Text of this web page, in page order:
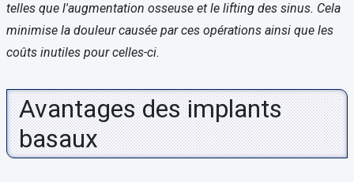
telles que l'augmentation osseuse et le lifting des sinus. Cela
minimise la douleur causée par ces opérations ainsi que les
coûts inutiles pour celles-ci.
Avantages des implants
basaux